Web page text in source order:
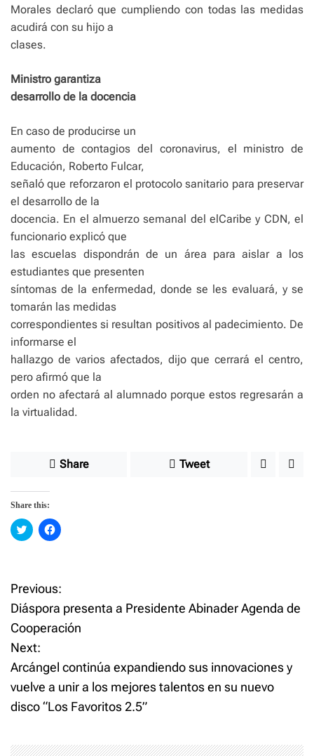
Morales declaró que cumpliendo con todas las medidas
acudirá con su hijo a
clases.
Ministro garantiza
desarrollo de la docencia
En caso de producirse un
aumento de contagios del coronavirus, el ministro de
Educación, Roberto Fulcar,
señaló que reforzaron el protocolo sanitario para preservar
el desarrollo de la
docencia. En el almuerzo semanal del elCaribe y CDN, el
funcionario explicó que
las escuelas dispondrán de un área para aislar a los
estudiantes que presenten
síntomas de la enfermedad, donde se les evaluará, y se
tomarán las medidas
correspondientes si resultan positivos al padecimiento. De
informarse el
hallazgo de varios afectados, dijo que cerrará el centro,
pero afirmó que la
orden no afectará al alumnado porque estos regresarán a
la virtualidad.
Share Tweet
Share this:
C
l
s
a
e
o
n
T
w
i
t
t
e
r
e
C
l
s
a
e
o
a
c
e
b
o
o
p
P
o
s
t
n
a
Previous:
Diáspora presenta a Presidente Abinader Agenda de
Cooperación
Next:
Arcángel continúa expandiendo sus innovaciones y
vuelve a unir a los mejores talentos en su nuevo
disco “Los Favoritos 2.5”